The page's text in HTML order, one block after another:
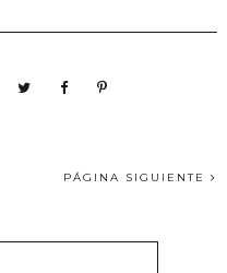
PÁGINA SIGUIENTE